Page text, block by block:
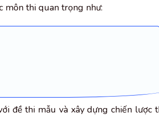
môn thi quan trọng như:
đề thi mẫu và xây dựng chiến lược